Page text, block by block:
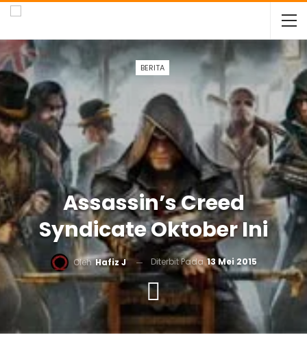
BERITA
Assassin’s Creed
Syndicate Oktober Ini
OlehHafiz J Diterbit Pada13 Mei 2015